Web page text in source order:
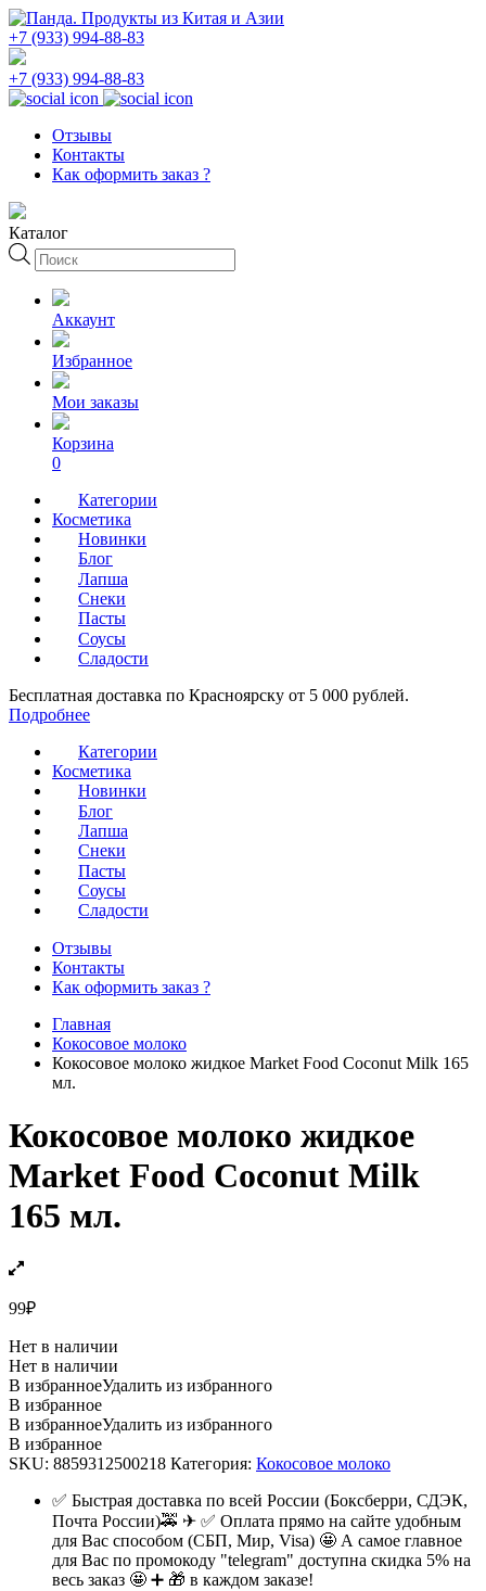
+7 (933) 994-88-83
+7 (933) 994-88-83
Отзывы
Контакты
Как оформить заказ ?
Каталог
Поиск
товаров
Аккаунт
Избранное
Мои заказы
Корзина
0
Категории
Косметика
Новинки
Блог
Лапша
Снеки
Пасты
Соусы
Сладости
Бесплатная доставка по Красноярску от 5 000 рублей.
Подробнее
Категории
Косметика
Новинки
Блог
Лапша
Снеки
Пасты
Соусы
Сладости
Отзывы
Контакты
Как оформить заказ ?
Главная
Кокосовое молоко
Кокосовое молоко жидкое Market Food Coconut Milk 165
мл.
Кокосовое молоко жидкое
Market Food Coconut Milk
165 мл.
99₽
Нет в наличии
Нет в наличии
В избранноеУдалить из избранного
В избранное
В избранноеУдалить из избранного
В избранное
SKU: 8859312500218 Категория: Кокосовое молоко
✅ Быстрая доставка по всей России (Боксберри, СДЭК,
Почта России)🚕 ✈ ✅ Оплата прямо на сайте удобным
для Вас способом (СБП, Мир, Visa) 🤩 А самое главное
для Вас по промокоду "telegram" доступна скидка 5% на
весь заказ 🤩 ➕ 🎁 в каждом заказе!